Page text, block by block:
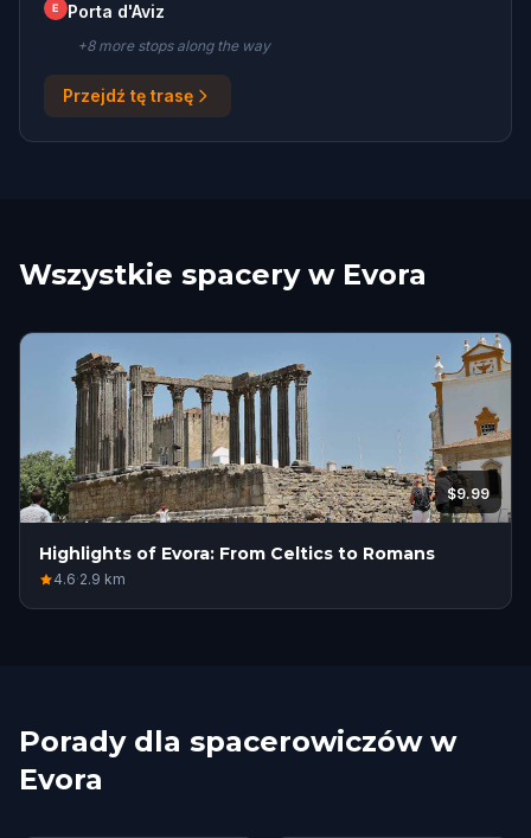
E Porta d'Aviz
+8more stopsalong the way
Przejdź tę trasę
Wszystkie spacery w Evora
$9.99
Highlights of Evora: From Celtics to Romans
4.6·2.9 km
Porady dla spacerowiczów w
Evora